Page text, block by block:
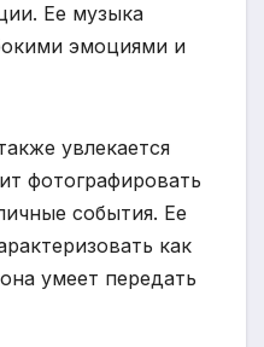
Ее музыка
эмоциями и
увлекается
фотографировать
события. Ее
как
умеет передать